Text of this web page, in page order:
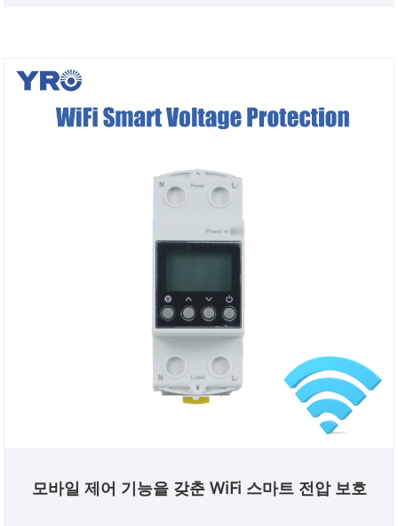
모바일 제어 기능을 갖춘 WiFi 스마트 전압 보호